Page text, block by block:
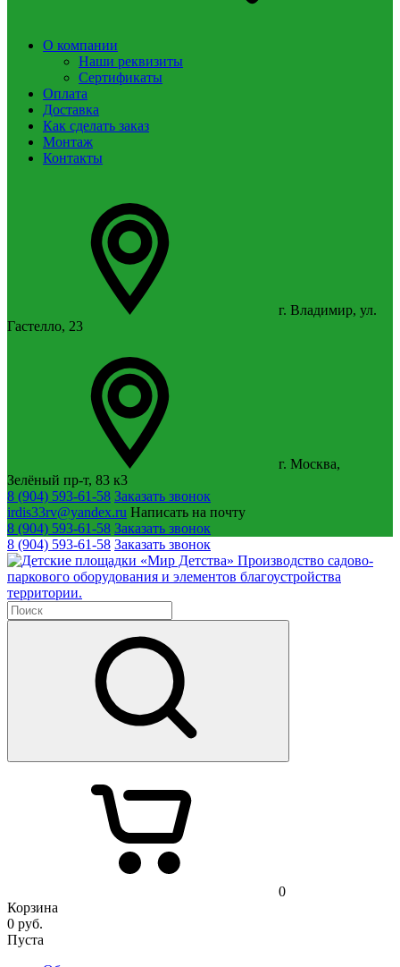
О компании
Наши реквизиты
Сертификаты
Оплата
Доставка
Как сделать заказ
Монтаж
Контакты
г. Владимир, ул.
Гастелло, 23
г. Москва,
Зелёный пр-т, 83 к3
8 (904) 593-61-58 Заказать звонок
irdis33rv@yandex.ru Написать на почту
8 (904) 593-61-58 Заказать звонок
8 (904) 593-61-58 Заказать звонок
Производство садово-
паркового оборудования и элементов благоустройства
территории.
0
Корзина
0 руб.
Пуста